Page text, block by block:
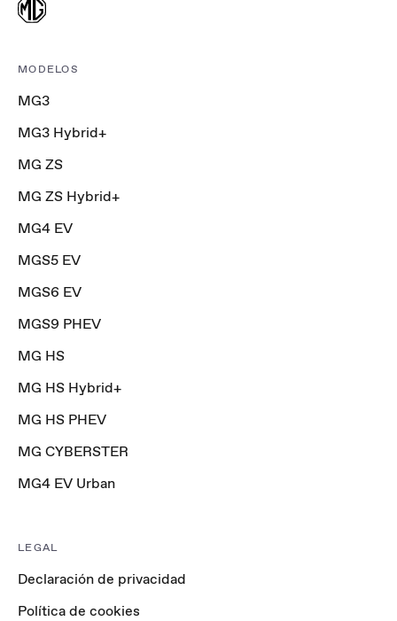
MODELOS
MG3
MG3 Hybrid+
MG ZS
MG ZS Hybrid+
MG4 EV
MGS5 EV
MGS6 EV
MGS9 PHEV
MG HS
MG HS Hybrid+
MG HS PHEV
MG CYBERSTER
MG4 EV Urban
LEGAL
Declaración de privacidad
Política de cookies